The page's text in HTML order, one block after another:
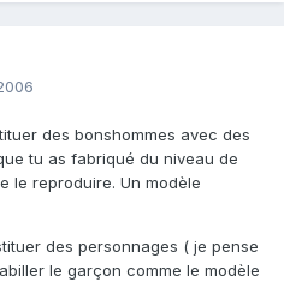
des bonshommes avec des
tu as fabriqué du niveau de
le reproduire. Un modèle
des personnages ( je pense
le garçon comme le modèle